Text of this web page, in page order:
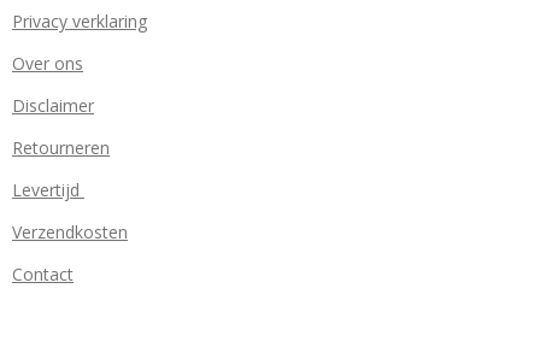
Privacy verklaring
Over ons
Disclaimer
Retourneren
Levertijd
Verzendkosten
Contact